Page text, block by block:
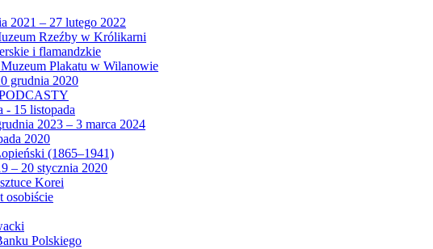
2021 – 27 lutego 2022
Rzeźby w Królikarni
i flamandzkie
Plakatu w Wilanowie
grudnia 2020
- 15 listopada
2023 – 3 marca 2024
2020
(1865–1941)
– 20 stycznia 2020
Korei
osobiście
Polskiego